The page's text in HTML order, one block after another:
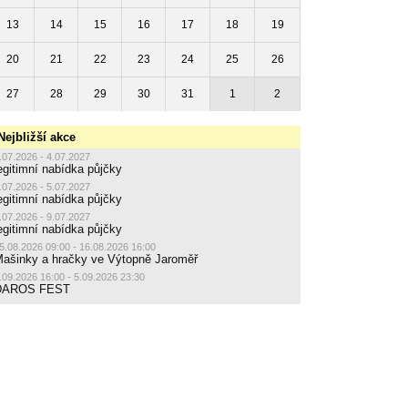
13 14 15 16 17 18 19
20 21 22 23 24 25 26
27 28 29 30 31 1 2
Nejbližší akce
- 4.07.2027
nabídka půjčky
- 5.07.2027
nabídka půjčky
- 9.07.2027
nabídka půjčky
09:00 - 16.08.2026 16:00
a hračky ve Výtopně Jaroměř
16:00 - 5.09.2026 23:30
FEST